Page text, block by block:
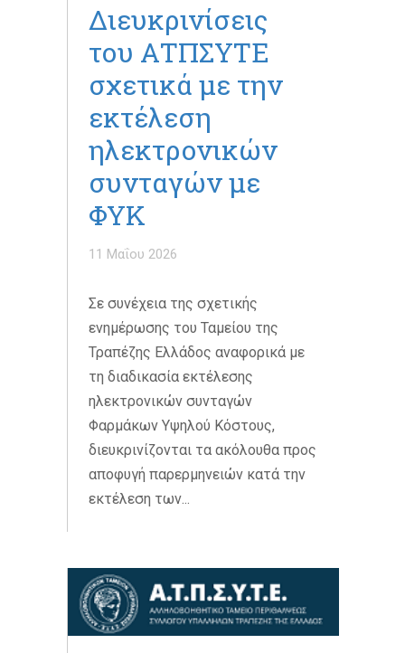
Διευκρινίσεις
του ΑΤΠΣΥΤΕ
σχετικά με την
εκτέλεση
ηλεκτρονικών
συνταγών με
ΦΥΚ
11 Μαΐου 2026
Σε συνέχεια της σχετικής
ενημέρωσης του Ταμείου της
Τραπέζης Ελλάδος αναφορικά με
τη διαδικασία εκτέλεσης
ηλεκτρονικών συνταγών
Φαρμάκων Υψηλού Κόστους,
διευκρινίζονται τα ακόλουθα προς
αποφυγή παρερμηνειών κατά την
εκτέλεση των...